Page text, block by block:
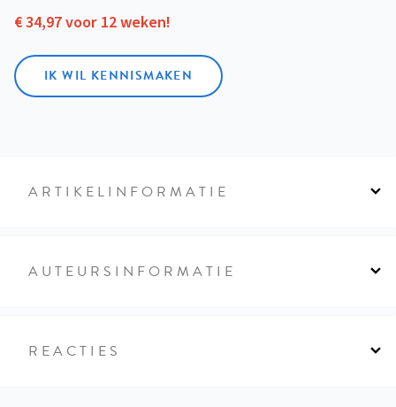
€ 34,97 voor 12 weken!
IK WIL KENNISMAKEN
ARTIKELINFORMATIE
AUTEURSINFORMATIE
REACTIES